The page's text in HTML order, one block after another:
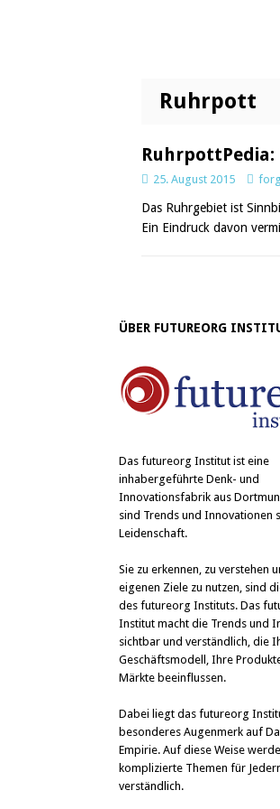
Ruhrpott
25. August 2015
Das Ruhrgebiet ist
Ein Eindruck davon
ÜBER FUTUREORG
Das futureorg Institut ist eine
inhabergeführte Denk- und
Innovationsfabrik aus
sind Trends und Innovationen
Leidenschaft.
Sie zu erkennen, zu verstehen
eigenen Ziele zu nutzen, sind
des futureorg Instituts. Das
Institut macht die Trends und
sichtbar und verständlich, die
Geschäftsmodell, Ihre
Märkte beeinflussen.
Dabei liegt das futureorg
besonderes Augenmerk auf
Empirie. Auf diese Weise
komplizierte Themen für
verständlich.